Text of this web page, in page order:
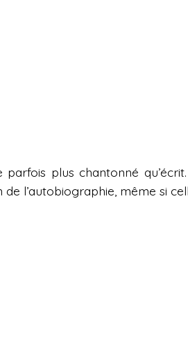
plus chantonné
l’autobiographie, même si